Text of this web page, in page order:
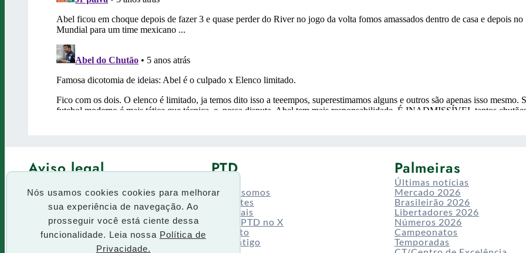
Nós usamos cookies cookies para melhorar
sua experiência de navegação. Ao
prosseguir você está ciente dessa
funcionalidade. Leia nossa Política de
Privacidade.
Aviso legal
Termos de uso
PTD
Quem somos
Enquetes
Especiais
Siga o PTD no X
Contato
Site antigo
Palmeiras
Últimas notícias
Mercado 2026
Brasileirão 2026
Libertadores 2026
Números 2026
Campeonatos
Temporadas